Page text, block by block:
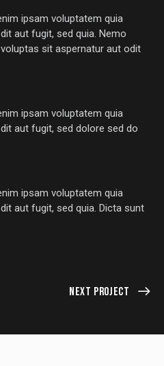
ipsam voluptatem quia
aut fugit, sed quia. Nemo
sit aspernatur aut odit
ipsam voluptatem quia
aut fugit, sed dolore sed do
ipsam voluptatem quia
aut fugit, sed quia. Dicta sunt
Next Project